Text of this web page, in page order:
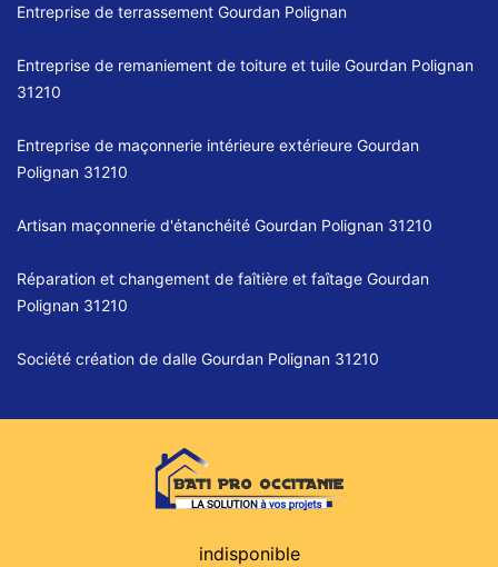
Entreprise de terrassement Gourdan Polignan
Entreprise de remaniement de toiture et tuile Gourdan Polignan
31210
Entreprise de maçonnerie intérieure extérieure Gourdan
Polignan 31210
Artisan maçonnerie d'étanchéité Gourdan Polignan 31210
Réparation et changement de faîtière et faîtage Gourdan
Polignan 31210
Société création de dalle Gourdan Polignan 31210
indisponible